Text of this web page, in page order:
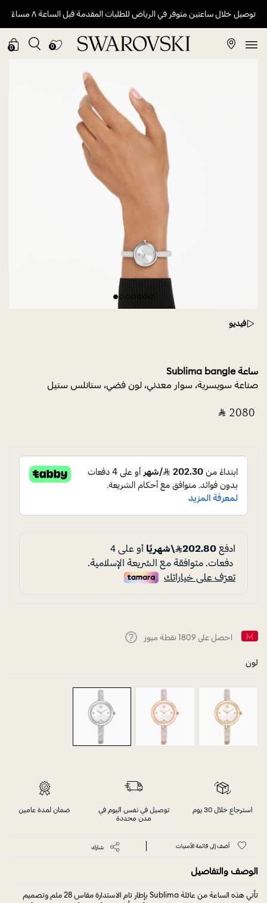
توصيل خلال ساعتين متوفر في الرياض للطلبات المقدمة قبل الساعة ٨ مساءً
0
0
فيديو
ساعة Sublima bangle
صناعة سويسرية، سوار معدني، لون فضي، ستانلس ستيل
‎ ⃁ ⁦2080⁩ ‎
احصل على 1809 نقطة ميوز
لون
استرجاع خلال 30 يوم
توصيل في نفس اليوم في
مدن محددة
ضمان لمدة عامين
أضف إلى قائمة الأمنيات شارك
الوصف والتفاصيل
تأتي هذه الساعة من عائلة Sublima بإطار تام الاستدارة مقاس 28 ملم وتصميم